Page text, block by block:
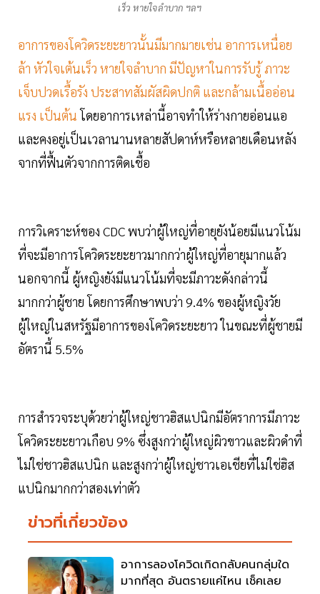
เร็ว หายใจลำบาก ฯลฯ
อาการของโควิดระยะยาวนั้นมีมากมายเช่น อาการเหนื่อย
ล้า หัวใจเต้นเร็ว หายใจลำบาก มีปัญหาในการรับรู้ ภาวะ
เจ็บปวดเรื้อรัง ประสาทสัมผัสผิดปกติ และกล้ามเนื้ออ่อน
แรง เป็นต้นโดยอาการเหล่านี้อาจทำให้ร่างกายอ่อนแอ
และคงอยู่เป็นเวลานานหลายสัปดาห์หรือหลายเดือนหลัง
จากที่ฟื้นตัวจากการติดเชื้อ
การวิเคราะห์ของ CDC พบว่าผู้ใหญ่ที่อายุยังน้อยมีแนวโน้ม
ที่จะมีอาการโควิดระยะยาวมากกว่าผู้ใหญ่ที่อายุมากแล้ว
นอกจากนี้ ผู้หญิงยังมีแนวโน้มที่จะมีภาวะดังกล่าวนี้
มากกว่าผู้ชาย โดยการศึกษาพบว่า 9.4% ของผู้หญิงวัย
ผู้ใหญ่ในสหรัฐมีอาการของโควิดระยะยาว ในขณะที่ผู้ชายมี
อัตรานี้ 5.5%
การสำรวจระบุด้วยว่าผู้ใหญ่ชาวฮิสแปนิกมีอัตราการมีภาวะ
โควิดระยะยาวเกือบ 9% ซึ่งสูงกว่าผู้ใหญ่ผิวขาวและผิวดำที่
ไม่ใช่ชาวฮิสแปนิก และสูงกว่าผู้ใหญ่ชาวเอเชียที่ไม่ใช่ฮิส
แปนิกมากกว่าสองเท่าตัว
ข่าวที่เกี่ยวข้อง
อาการลองโควิดเกิดกลับคนกลุ่มใด
มากที่สุด อันตรายแค่ไหน เช็คเลย